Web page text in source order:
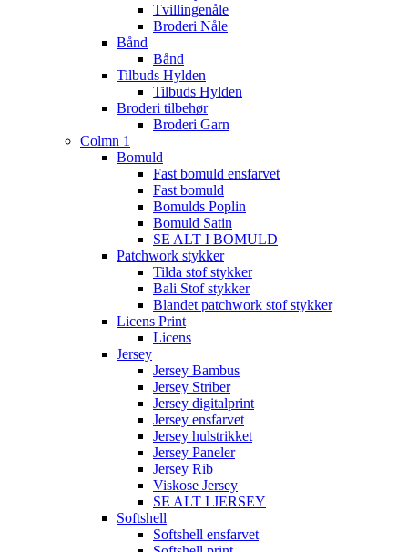
Tvillingenåle
Broderi Nåle
Bånd
Bånd
Tilbuds Hylden
Tilbuds Hylden
Broderi tilbehør
Broderi Garn
Colmn 1
Bomuld
Fast bomuld ensfarvet
Fast bomuld
Bomulds Poplin
Bomuld Satin
SE ALT I BOMULD
Patchwork stykker
Tilda stof stykker
Bali Stof stykker
Blandet patchwork stof stykker
Licens Print
Licens
Jersey
Jersey Bambus
Jersey Striber
Jersey digitalprint
Jersey ensfarvet
Jersey hulstrikket
Jersey Paneler
Jersey Rib
Viskose Jersey
SE ALT I JERSEY
Softshell
Softshell ensfarvet